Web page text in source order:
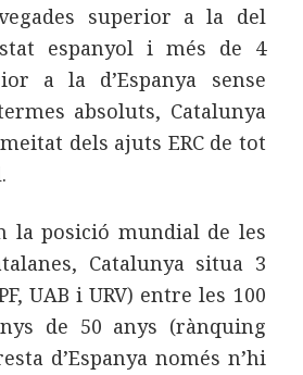
superior a la del
espanyol i més de 4
a la d’Espanya sense
absoluts, Catalunya
dels ajuts ERC de tot
la posició mundial de les
Catalunya situa 3
UAB i URV) entre les 100
de 50 anys (rànquing
d’Espanya només n’hi